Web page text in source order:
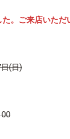
。ご来店いただ
(日)